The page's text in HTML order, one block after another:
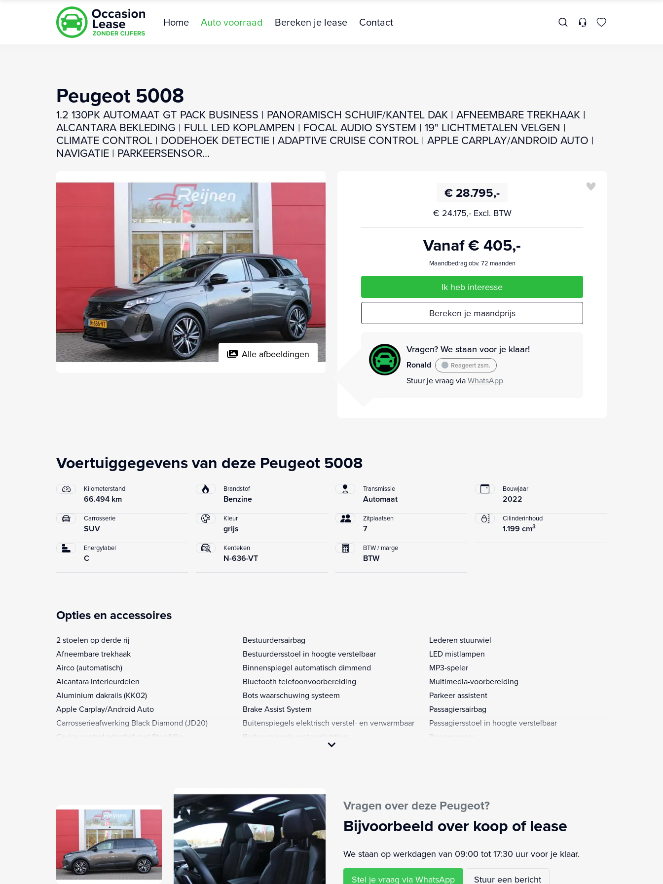
Home Auto voorraad Bereken je lease Contact
Peugeot 5008
1.2 130PK AUTOMAAT GT PACK BUSINESS | PANORAMISCH SCHUIF/KANTEL DAK | AFNEEMBARE TREKHAAK |
ALCANTARA BEKLEDING | FULL LED KOPLAMPEN | FOCAL AUDIO SYSTEM | 19" LICHTMETALEN VELGEN |
CLIMATE CONTROL | DODEHOEK DETECTIE | ADAPTIVE CRUISE CONTROL | APPLE CARPLAY/ANDROID AUTO |
NAVIGATIE | PARKEERSENSOR...
Alle afbeeldingen
€ 28.795,-
€ 24.175,- Excl. BTW
Vanaf € 405,-
Maandbedrag obv. 72 maanden
Ik heb interesse
Bereken je maandprijs
Vragen? We staan voor je klaar!
Ronald Reageert zsm.
Stuur je vraag viaWhatsApp
Voertuiggegevens van deze Peugeot 5008
Kilometerstand
66.494 km
Brandstof
Benzine
Transmissie
Automaat
Bouwjaar
2022
Carrosserie
SUV
Kleur
grijs
Zitplaatsen
7
Cilinderinhoud
1.199 cm3
Energylabel
C
Kenteken
N-636-VT
BTW / marge
BTW
Opties en accessoires
2 stoelen op derde rij
Afneembare trekhaak
Airco (automatisch)
Alcantara interieurdelen
Aluminium dakrails (KK02)
Apple Carplay/Android Auto
Carrosserieafwerking Black Diamond (JD20)
Cruise control adaptief met Stop&Go
Velours/alcantara bekleding
Volledig digitaal instrumentenpaneel
Achterbank in delen neerklapbaar
Achterste zijruiten extra getint (VD09)
Achterstoelen uitneembaar
Bestuurdersairbag
Bestuurdersstoel in hoogte verstelbaar
Binnenspiegel automatisch dimmend
Bluetooth telefoonvoorbereiding
Bots waarschuwing systeem
Brake Assist System
Buitenspiegels elektrisch verstel- en verwarmbaar
Buitenspiegels met verlichting
Dimlichten automatisch
Elektrische ramen achter
Elektrische ramen voor
Elektrisch inklapbare buitenspiegels (HU13)
Elektronische remkrachtverdeling
Elektronisch Stabiliteits Programma
Grootlichtassistent
Lederen stuurwiel
LED mistlampen
MP3-speler
Multimedia-voorbereiding
Parkeer assistent
Passagiersairbag
Passagiersstoel in hoogte verstelbaar
Regensensor
Stuurbekrachtiging snelheidsafhankelijk
Stuur verstelbaar
Stuurwiel multifunctioneel
Vermoeidheids herkenning
Wettelijke garantie
Vragen over deze Peugeot?
Bijvoorbeeld over koop of lease
We staan op werkdagen van 09:00 tot 17:30 uur voor je klaar.
Stel je vraag via WhatsApp Stuur een bericht